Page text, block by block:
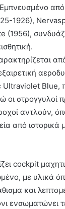
1926),
(1956),
Blue,
στρογγυλοί
αντλούν,
από ιστορικά
cockpit
με υλικά
και
ενσωματώνει